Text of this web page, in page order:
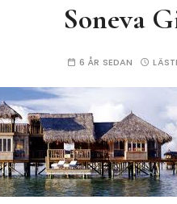
Soneva
6 ÅR SEDAN